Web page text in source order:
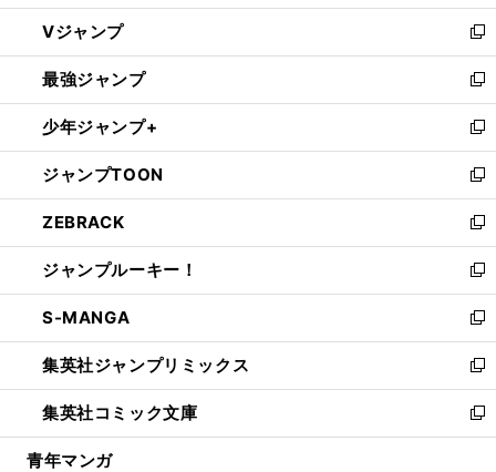
ウ
ィ
ン
ド
ウ
で
開
く
し
い
ウ
ィ
ン
ド
ウ
で
開
く
Vジャンプ
新
し
い
ウ
ィ
ン
ド
ウ
で
開
く
最強ジャンプ
新
し
い
ウ
ィ
ン
ド
ウ
で
開
く
少年ジャンプ+
新
し
い
ウ
ィ
ン
ド
ウ
で
開
く
ジャンプTOON
新
し
い
ウ
ィ
ン
ド
ウ
で
開
く
ZEBRACK
新
し
い
ウ
ィ
ン
ド
ウ
で
開
ジャンプルーキー！
新
し
い
ウ
ィ
ン
ド
ウ
S-MANGA
新
し
い
ウ
ィ
ン
集英社ジャンプリミックス
新
し
い
ウ
集英社コミック文庫
新
し
青年マンガ